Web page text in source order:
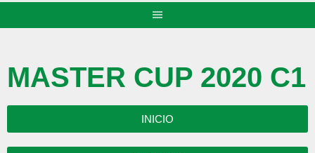
MASTER CUP 2020 C1
INICIO